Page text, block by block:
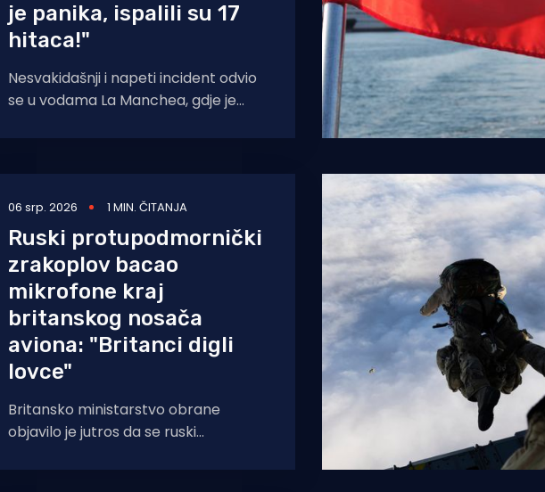
je panika, ispalili su 17
hitaca!"
Nesvakidašnji i napeti incident odvio
se u vodama La Manchea, gdje je
hitaca u neposrednoj
06 srp. 2026 1 MIN. ČITANJA
Ruski protupodmornički
zrakoplov bacao
mikrofone kraj
britanskog nosača
aviona: "Britanci digli
lovce"
Britansko ministarstvo obrane
objavilo je jutros da se ruski
zrakoplov Tu-142 "Bear F" potkraj